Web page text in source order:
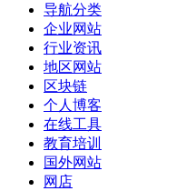
导航分类
企业网站
行业资讯
地区网站
区块链
个人博客
在线工具
教育培训
国外网站
网店